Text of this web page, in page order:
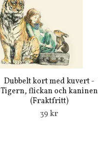
Dubbelt kort med kuvert -
Tigern, flickan och kaninen
(Fraktfritt)
39 kr